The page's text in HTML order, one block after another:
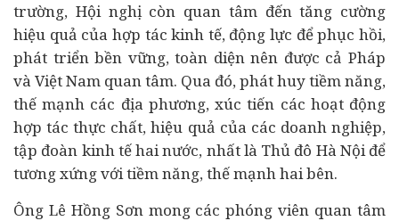
trường, Hội nghị còn quan tâm đến tăng cường
hiệu quả của hợp tác kinh tế, động lực để phục hồi,
phát triển bền vững, toàn diện nên được cả Pháp
và Việt Nam quan tâm. Qua đó, phát huy tiềm năng,
thế mạnh các địa phương, xúc tiến các hoạt động
hợp tác thực chất, hiệu quả của các doanh nghiệp,
tập đoàn kinh tế hai nước, nhất là Thủ đô Hà Nội để
tương xứng với tiềm năng, thế mạnh hai bên.
Ông Lê Hồng Sơn mong các phóng viên quan tâm